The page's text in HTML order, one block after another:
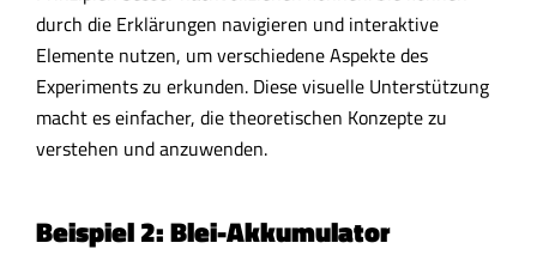
durch die Erklärungen navigieren und interaktive
Elemente nutzen, um verschiedene Aspekte des
Experiments zu erkunden. Diese visuelle Unterstützung
macht es einfacher, die theoretischen Konzepte zu
verstehen und anzuwenden.
Beispiel 2: Blei-Akkumulator